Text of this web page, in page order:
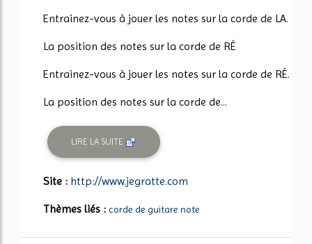
Entrainez-vous à jouer les notes sur la corde de LA.
La position des notes sur la corde de RÉ
Entrainez-vous à jouer les notes sur la corde de RÉ.
La position des notes sur la corde de...
LIRE LA SUITE
Site : http://www.jegratte.com
Thèmes liés : corde de guitare note